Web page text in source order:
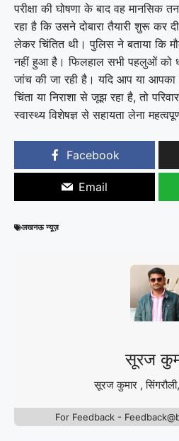
परीक्षा की घोषणा के बाद वह मानसिक
रहा है कि उसने दोबारा तैयारी शुरू कर
लेकर चिंतित थी। पुलिस ने बताया कि
नहीं हुआ है। फिलहाल सभी पहलुओं को
जांच की जा रही है। यदि आप या आपका
चिंता या निराशा से जूझ रहा है, तो
स्वास्थ्य विशेषज्ञ से सहायता लेना
Facebook
Email
लखनऊ न्यूज़
सूरज
सूरज कुमार ,
For Feedback -